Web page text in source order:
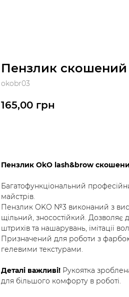
Пензлик
okobr03
165,00 грн
Пензлик OkO lash&brow
Багатофункціональний
майстрів.
Пензлик OKO №3 виконаний з
щільний, зносостійкий. Дозволяє
штрихів та нашарувань, імітації
Призначений для роботи з
гелевими текстурами.
Деталі важливі! Рукоятка
для більшого комфорту в роботі.